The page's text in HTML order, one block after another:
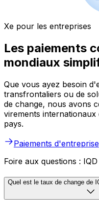
Xe pour les entreprises
Les paiements
mondiaux
Que vous ayez besoin
transfrontaliers ou de
de change, nous avons
virements internationaux
pays.
Paiements d'entreprise
Foire aux questions :
Quel est le taux de change de